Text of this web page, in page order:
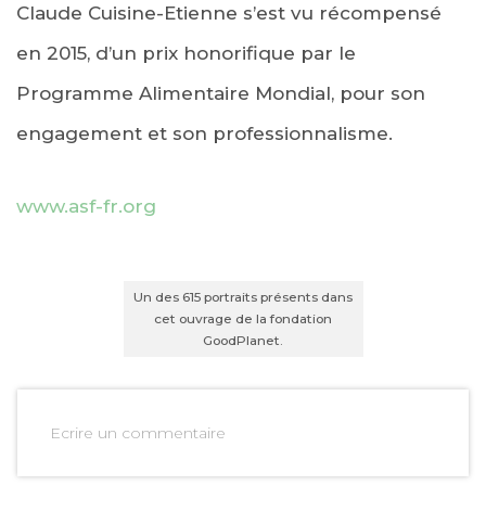
Claude Cuisine-Etienne s’est vu récompensé
en 2015, d’un prix honorifique par le
Programme Alimentaire Mondial, pour son
engagement et son professionnalisme.
www.asf-fr.org
Un des 615 portraits présents dans
cet ouvrage de la fondation
GoodPlanet.
Ecrire un commentaire